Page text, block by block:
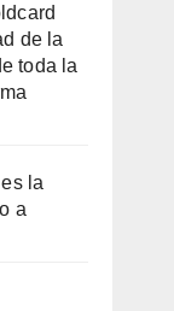
de la
toda la
la
a